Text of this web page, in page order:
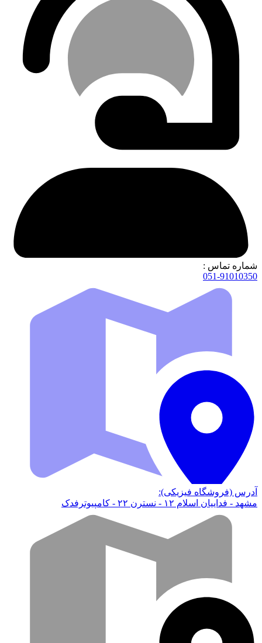
شماره تماس :
051-91010350
آدرس (فروشگاه فیزیکی):
مشهد - فداییان اسلام ۱۲ - نسترن ۲۲ - کامپیوترفدک